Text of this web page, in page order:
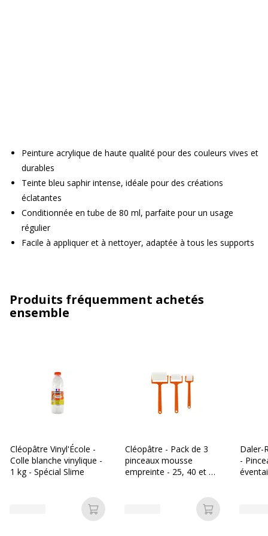
Peinture acrylique de haute qualité pour des couleurs vives et
durables
Teinte bleu saphir intense, idéale pour des créations
éclatantes
Conditionnée en tube de 80 ml, parfaite pour un usage
régulier
Facile à appliquer et à nettoyer, adaptée à tous les supports
Produits fréquemment achetés
ensemble
Cléopâtre Vinyl'École -
Colle blanche vinylique -
1 kg - Spécial Slime
Ajouter au panier
Cléopâtre - Pack de 3
pinceaux mousse
empreinte - 25, 40 et 60
Ajouter au
Daler-
-